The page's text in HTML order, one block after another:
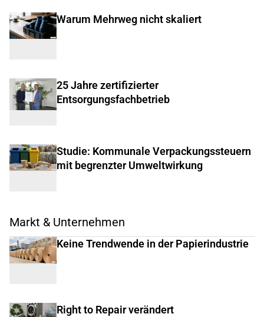
Warum Mehrweg nicht skaliert
25 Jahre zertifizierter
Entsorgungsfachbetrieb
Studie: Kommunale Verpackungssteuern
mit begrenzter Umweltwirkung
Markt & Unternehmen
Keine Trendwende in der Papierindustrie
Right to Repair verändert